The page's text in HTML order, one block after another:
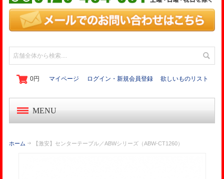
0円 マイページ ログイン・新規会員登録 欲しいものリスト
MENU
ホーム 【激安】センターテーブル／ABWシリーズ（ABW-CT1260）